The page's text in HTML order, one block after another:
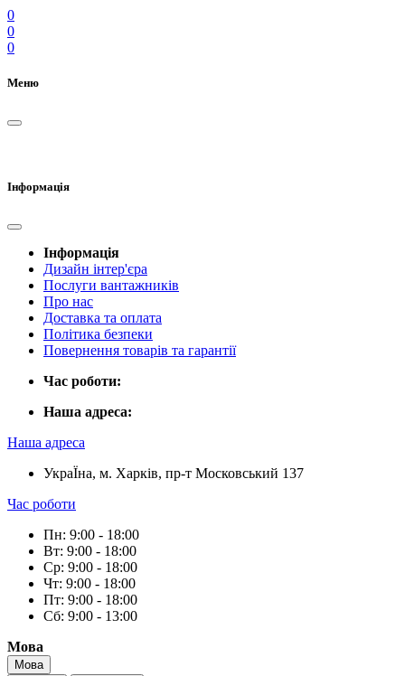
0
0
0
Меню
Інформація
Інформація
Дизайн інтер'єра
Послуги вантажників
Про нас
Доставка та оплата
Політика безпеки
Повернення товарів та гарантії
Час роботи:
Наша адреса:
Наша адреса
УкраЇна, м. Харків, пр-т Московський 137
Час роботи
Пн: 9:00 - 18:00
Вт: 9:00 - 18:00
Ср: 9:00 - 18:00
Чт: 9:00 - 18:00
Пт: 9:00 - 18:00
Сб: 9:00 - 13:00
Мова
Мова